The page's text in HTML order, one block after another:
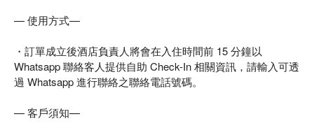
— 使用方式—
・訂單成立後酒店負責人將會在入住時間前 15 分鐘以
Whatsapp 聯絡客人提供自助 Check-In 相關資訊，請輸入可透
過 Whatsapp 進行聯絡之聯絡電話號碼。
— 客戶須知—